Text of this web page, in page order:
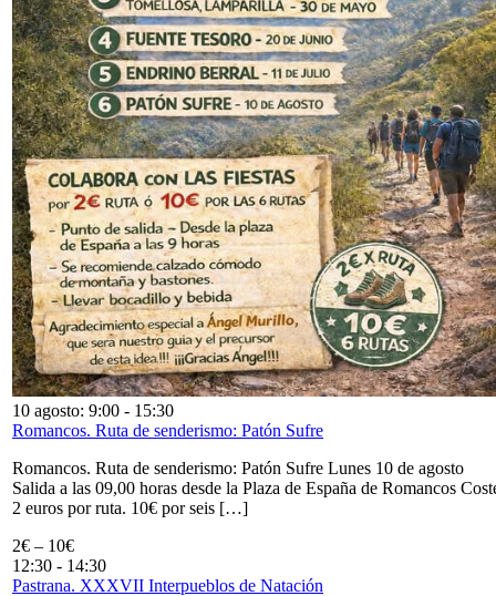
10 agosto: 9:00 - 15:30
Romancos. Ruta de senderismo: Patón Sufre
Romancos. Ruta de senderismo: Patón Sufre Lunes 10 de agosto
Salida a las 09,00 horas desde la Plaza de España de Romancos
2 euros por ruta. 10€ por seis […]
2€ – 10€
12:30 - 14:30
Pastrana. XXXVII Interpueblos de Natación